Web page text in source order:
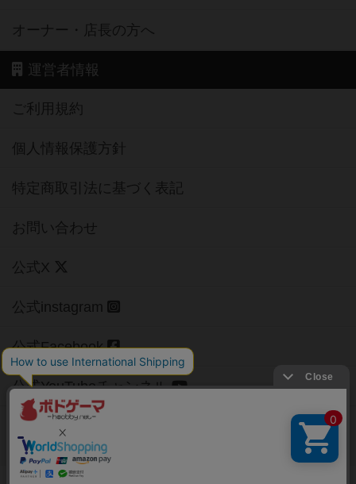
オーナー・店長の方へ
運営者情報
ご利用規約
個人情報保護方針
特定商取引法に基づく表記
お問い合わせ
公式X
公式instagram
公式Facebook
公式YouTubeチャンネル